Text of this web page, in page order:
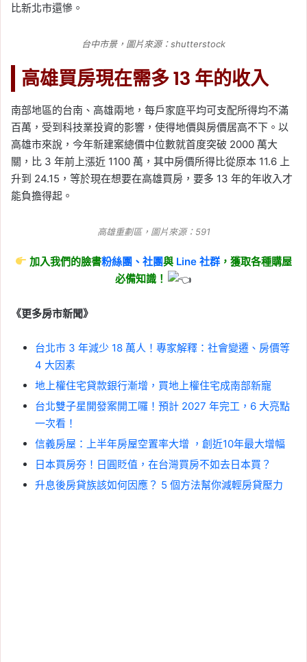
比新北市還慘。
台中市景，圖片來源：shutterstock
高雄買房現在需多 13 年的收入
南部地區的台南、高雄兩地，每戶家庭平均可支配所得均不滿
百萬，受到科技業投資的影響，使得地價與房價居高不下。以
高雄市來說，今年新建案總價中位數就首度突破 2000 萬大
關，比 3 年前上漲近 1100 萬，其中房價所得比從原本 11.6 上
升到 24.15，等於現在想要在高雄買房，要多 13 年的年收入才
能負擔得起。
高雄重劃區，圖片來源： 591
加入我們的臉書粉絲團、社團與 Line社群 ，獲取各種購屋
必備知識！
《更多房市新聞》
台北市 3 年減少 18 萬人！專家解釋：社會變遷、房價等
4 大因素
地上權住宅貸款銀行漸增，買地上權住宅成南部新寵
台北雙子星開發案開工囉！預計 2027 年完工，6 大亮點
一次看！
信義房屋：上半年房屋空置率大增 ，創近10年最大增幅
日本買房夯！日圓貶值，在台灣買房不如去日本買？
升息後房貸族該如何因應？ 5 個方法幫你減輕房貸壓力